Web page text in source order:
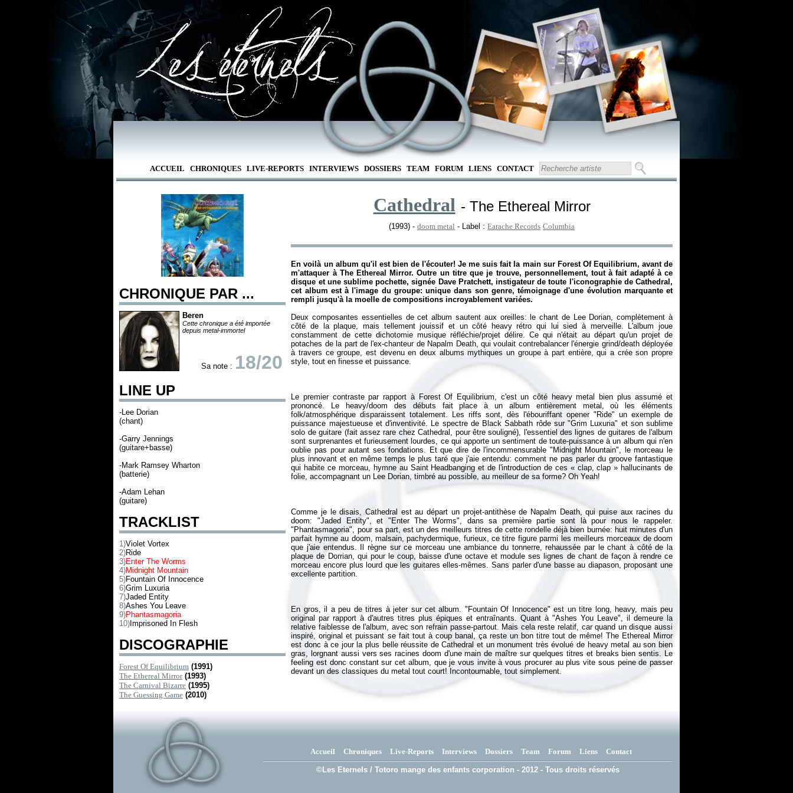
ACCUEIL CHRONIQUES LIVE-REPORTS INTERVIEWS DOSSIERS TEAM FORUM LIENS CONTACT
CHRONIQUE PAR ...
Beren
Cette chronique a été importée
depuis metal-immortel
Sa note : 18/20
LINE UP
-Lee Dorian
(chant)
-Garry Jennings
(guitare+basse)
-Mark Ramsey Wharton
(batterie)
-Adam Lehan
(guitare)
TRACKLIST
1)Violet Vortex
2)Ride
3)Enter The Worms
4)Midnight Mountain
5)Fountain Of Innocence
6)Grim Luxuria
7)Jaded Entity
8)Ashes You Leave
9)Phantasmagoria
10) Imprisoned In Flesh
DISCOGRAPHIE
Forest Of Equilibrium (1991)
The Ethereal Mirror (1993)
The Carnival Bizarre (1995)
The Guessing Game (2010)
Cathedral - The Ethereal Mirror
(1993) -doom metal - Label :Earache Records Columbia
En voilà un album qu'il est bien de l'écouter! Je me suis fait la main sur Forest Of Equilibrium, avant de
m'attaquer à The Ethereal Mirror. Outre un titre que je trouve, personnellement, tout à fait adapté à ce
disque et une sublime pochette, signée Dave Pratchett, instigateur de toute l'iconographie de Cathedral,
cet album est à l'image du groupe: unique dans son genre, témoignage d'une évolution marquante et
rempli jusqu'à la moelle de compositions incroyablement variées.
Deux composantes essentielles de cet album sautent aux oreilles: le chant de Lee Dorian, complètement à
côté de la plaque, mais tellement jouissif et un côté heavy rétro qui lui sied à merveille. L'album joue
constamment de cette dichotomie musique réfléchie/projet délire. Ce qui n'était au départ qu'un projet de
potaches de la part de l'ex-chanteur de Napalm Death, qui voulait contrebalancer l'énergie grind/death déployée
à travers ce groupe, est devenu en deux albums mythiques un groupe à part entière, qui a crée son propre
Le premier contraste par rapport à Forest Of Equilibrium, c'est un côté heavy metal bien plus assumé et
prononcé. Le heavy/doom des débuts fait place à un album entièrement metal, où les éléments
folk/atmosphérique disparaissent totalement. Les riffs sont, dès l'ébouriffant opener "Ride" un exemple de
puissance majestueuse et d'inventivité. Le spectre de Black Sabbath rôde sur "Grim Luxuria" et son sublime
solo de guitare (fait assez rare chez Cathedral, pour être souligné), l'essentiel des lignes de guitares de l'album
sont surprenantes et furieusement lourdes, ce qui apporte un sentiment de toute-puissance à un album qui n'en
oublie pas pour autant ses fondations. Et que dire de l'incommensurable "Midnight Mountain", le morceau le
plus innovant et en même temps le plus taré que j'aie entendu: comment ne pas parler du groove fantastique
qui habite ce morceau, hymne au Saint Headbanging et de l'introduction de ces « clap, clap» hallucinants de
Comme je le disais, Cathedral est au départ un projet-antithèse de Napalm Death, qui puise aux racines du
doom: "Jaded Entity", et "Enter The Worms", dans sa première partie sont là pour nous le rappeler.
"Phantasmagoria", pour sa part, est un des meilleurs titres de cette rondelle déjà bien burnée: huit minutes d'un
parfait hymne au doom, malsain, pachydermique, furieux, ce titre figure parmi les meilleurs morceaux de doom
que j'aie entendus. Il règne sur ce morceau une ambiance du tonnerre, rehaussée par le chant à côté de la
plaque de Dorrian, qui pour le coup, baisse d'une octave et module ses lignes de chant de façon à rendre ce
morceau encore plus lourd que les guitares elles-mêmes. Sans parler d'une basse au diapason, proposant une
En gros, il a peu de titres à jeter sur cet album. "Fountain Of Innocence" est un titre long, heavy, mais peu
original par rapport à d'autres titres plus épiques et entraînants. Quant à "Ashes You Leave", il demeure la
relative faiblesse de l'album, avec son refrain passe-partout. Mais cela reste relatif, car quand un disque aussi
inspiré, original et puissant se fait tout à coup banal, ça reste un bon titre tout de même! The Ethereal Mirror
est donc à ce jour la plus belle réussite de Cathedral et un monument très évolué de heavy metal au son bien
gras, lorgnant aussi vers ses racines doom d'une main de maître sur quelques titres et breaks bien sentis. Le
feeling est donc constant sur cet album, que je vous invite à vous procurer au plus vite sous peine de passer
devant un des classiques du metal tout court! Incontournable, tout simplement.
Accueil Chroniques Live-Reports Interviews Dossiers Team Forum Liens Contact
©Les Eternels / Totoro mange des enfants corporation - 2012 - Tous droits réservés